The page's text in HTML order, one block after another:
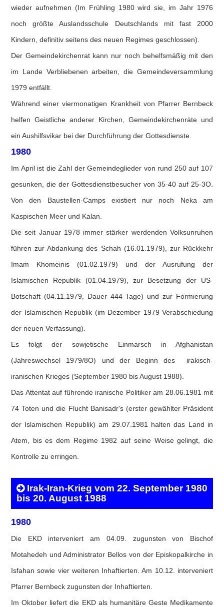
wieder aufnehmen (Im Frühling 1980 wird sie, im Jahr 1976
noch größte Auslandsschule Deutschlands mit fast 2000
Kindern, definitiv seitens des neuen Regimes geschlossen).
Der Gemeindekirchenrat kann nur noch behelfsmäßig mit den
im Lande Verbliebenen arbeiten, die Gemeindeversammlung
1979 entfällt.
Während einer viermonatigen Krankheit von Pfarrer Bernbeck
helfen Geistliche anderer Kirchen, Gemeindekirchenräte und
ein Aushilfsvikar bei der Durchführung der Gottesdienste.
1980
Im April ist die Zahl der Gemeindeglieder von rund 250 auf 107
gesunken, die der Gottesdienstbesucher von 35-40 auf 25-3O.
Von den Baustellen-Camps existiert nur noch Neka am
Kaspischen Meer und Kalan.
Die seit Januar 1978 immer stärker werdenden Volksunruhen
führen zur Abdankung des Schah (16.01.1979), zur Rückkehr
Imam Khomeinis (01.02.1979) und der Ausrufung der
Islamischen Republik (01.04.1979), zur Besetzung der US-
Botschaft (04.11.1979, Dauer 444 Tage) und zur Formierung
der Islamischen Republik (im Dezember 1979 Verabschiedung
der neuen Verfassung).
Es folgt der sowjetische Einmarsch in Afghanistan
(Jahreswechsel 1979/8O) und der Beginn des irakisch-
iranischen Krieges (September 1980 bis August 1988).
Das Attentat auf führende iranische Politiker am 28.06.1981 mit
74 Toten und die Flucht Banisadr's (erster gewählter Präsident
der Islamischen Republik) am 29.07.1981 halten das Land in
Atem, bis es dem Regime 1982 auf seine Weise gelingt, die
Kontrolle zu erringen.
Irak-Iran-Krieg vom 22. September 1980
bis 20. August 1988
1980
Die EKD interveniert am 04.09. zugunsten von Bischof
Motahedeh und Administrator Bellos von der Episkopalkirche in
Isfahan sowie vier weiteren Inhaftierten. Am 10.12. interveniert
Pfarrer Bernbeck zugunsten der Inhaftierten.
Im Oktober liefert die EKD als humanitäre Geste Medikamente